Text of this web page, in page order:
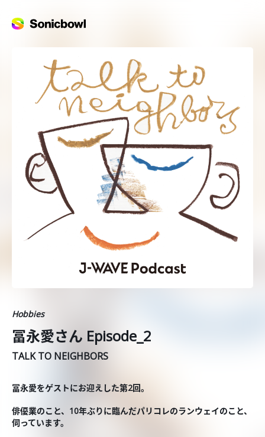
Hobbies
冨永愛さん Episode_2
TALK TO NEIGHBORS
冨永愛をゲストにお迎えした第2回。
俳優業のこと、10年ぶりに臨んだパリコレのランウェイのこと、
伺っています。